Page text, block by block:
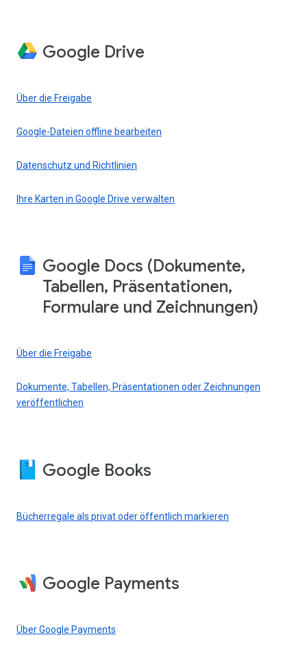
Google Drive
Über die Freigabe
Google-Dateien offline bearbeiten
Datenschutz und Richtlinien
Ihre Karten in Google Drive verwalten
Google Docs (Dokumente,
Tabellen, Präsentationen,
Formulare und Zeichnungen)
Über die Freigabe
Dokumente, Tabellen, Präsentationen oder Zeichnungen
veröffentlichen
Google Books
Bücherregale als privat oder öffentlich markieren
Google Payments
Über Google Payments